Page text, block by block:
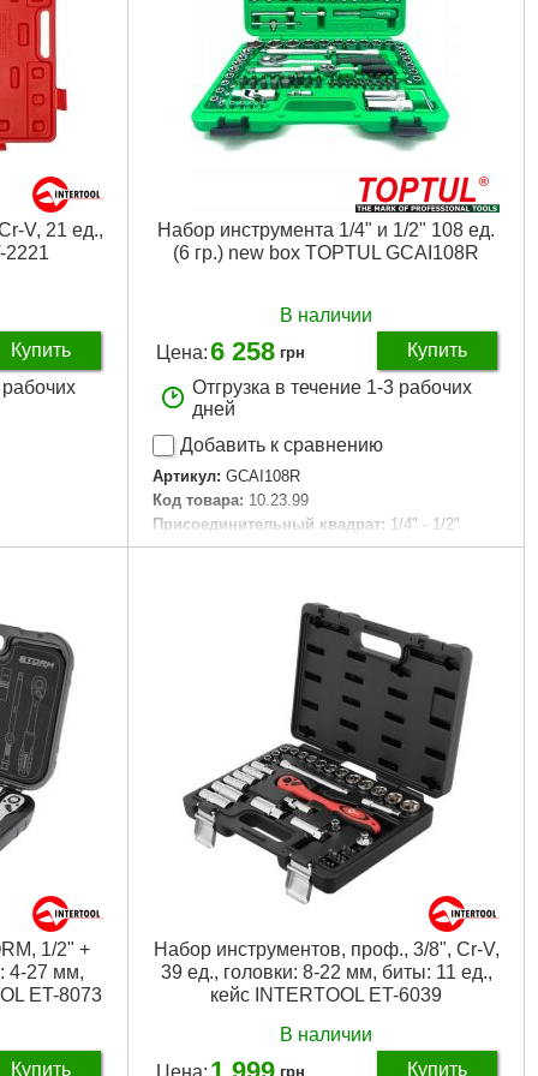
12 мм, 13
мм, 18 мм,
мм, 12 мм,
3/8″: 125
1/2″: 255
1/4″: 155
мм,
3 мм, 4
T30, T35,
T8, 2хT10,
25 мм
30 мм;
30 мм;
10 мм, 11
мм, 17 мм,
мм
Подробнее...
V, 21 ед.,
2221
Купить
рабочих
ед.
Набор инструмента 1/4" и 1/2" 108 ед.
(6 гр.) new box TOPTUL GCAI108R
В наличии
Цена:6 258 грн
Купить
Отгрузка в течение 1-3 рабочих
дней
Добавить к сравнению
Артикул: GCAI108R
Код товара: 10.23.99
Присоединительный квадрат: 1/4" - 1/2"
дюйма
108 ед.
Габариты упаковки: 390x300x90 мм
Подробнее...
1/2" +
4-27 мм,
ET-8073
Купить
Набор инструментов, проф., 3/8", Cr-V,
39 ед., головки: 8-22 мм, биты: 11 ед.,
кейс INTERTOOL ET-6039
В наличии
Цена: 1 999 грн
Купить